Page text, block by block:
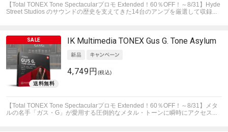
【Total TONEX Tone Spectacularプロモ Extended！60％OFF！～8/31】Hyde
Street Studios のサウンドの歴史を支えてきた14台のアンプを厳選して収録...
IK Multimedia TONEX Gus G. Tone Asylum
4,749円 (税込)
【Total TONEX Tone Spectacularプロモ Extended！60％OFF！～8/31】メタ
ルの名手「ガス・G」が愛用する圧倒的なメタル・トーンに瞬時にアクセス...